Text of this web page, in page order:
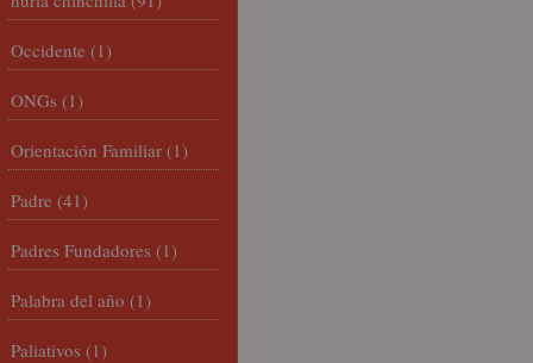
Occidente (1)
ONGs (1)
Orientación Familiar (1)
Padre (41)
Padres Fundadores (1)
Palabra del año (1)
Paliativos (1)